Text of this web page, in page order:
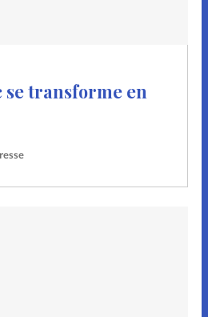
se transforme en